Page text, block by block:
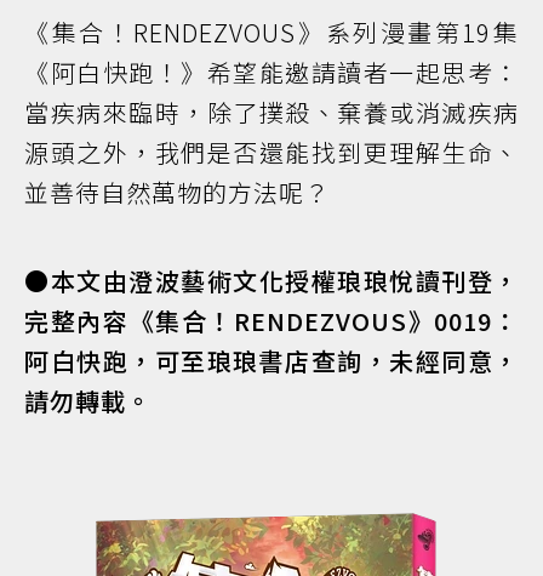
《集合！RENDEZVOUS》系列漫畫第19集
《阿白快跑！》希望能邀請讀者一起思考：
當疾病來臨時，除了撲殺、棄養或消滅疾病
源頭之外，我們是否還能找到更理解生命、
並善待自然萬物的方法呢？
●本文由澄波藝術文化授權琅琅悅讀刊登，
完整內容《集合！RENDEZVOUS》0019：
阿白快跑，可至琅琅書店查詢，未經同意，
請勿轉載。